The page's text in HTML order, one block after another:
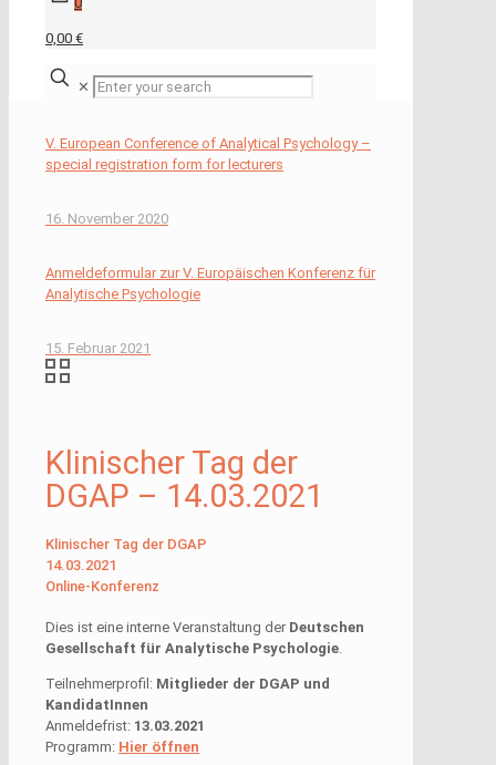
0,00 €
✕
V. European Conference of Analytical Psychology –
special registration form for lecturers
16. November 2020
Anmeldeformular zur V. Europäischen Konferenz für
Analytische Psychologie
15. Februar 2021
Klinischer Tag der
DGAP – 14.03.2021
Klinischer Tag der DGAP
14.03.2021
Online-Konferenz
Dies ist eine interne Veranstaltung der Deutschen
Gesellschaft für Analytische Psychologie
Teilnehmerprofil: Mitglieder der DGAP und
KandidatInnen
Anmeldefrist: 13.03.2021
Programm: Hier öffnen